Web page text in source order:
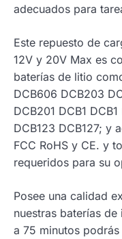
adecuados para
Este repuesto de
12V y 20V Max es
baterías de litio
DCB606 DCB203
DCB201 DCB1
DCB123 DCB127; y
FCC RoHS y CE. y
requeridos para su
Posee una calidad
nuestras baterías
a 75 minutos